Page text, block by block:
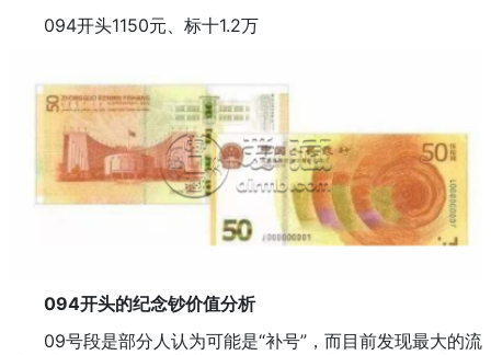
094开头1150元、标十1.2万
094开头的纪念钞价值分析
09号段是部分人认为可能是“补号”，而目前发现最大的流